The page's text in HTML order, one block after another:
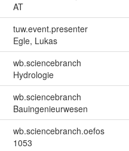
AT
tuw.event.presenter
Egle, Lukas
wb.sciencebranch
Hydrologie
wb.sciencebranch
Bauingenieurwesen
wb.sciencebranch.oefos
1053